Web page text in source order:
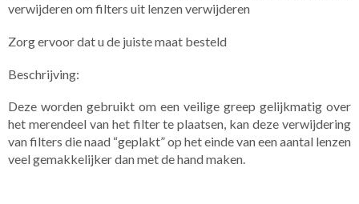
verwijderen om filters uit lenzen verwijderen
Zorg ervoor dat u de juiste maat besteld
Beschrijving:
Deze worden gebruikt om een ​​veilige greep gelijkmatig over
het merendeel van het filter te plaatsen, kan deze verwijdering
van filters die naad “geplakt” op het einde van een aantal lenzen
veel gemakkelijker dan met de hand maken.